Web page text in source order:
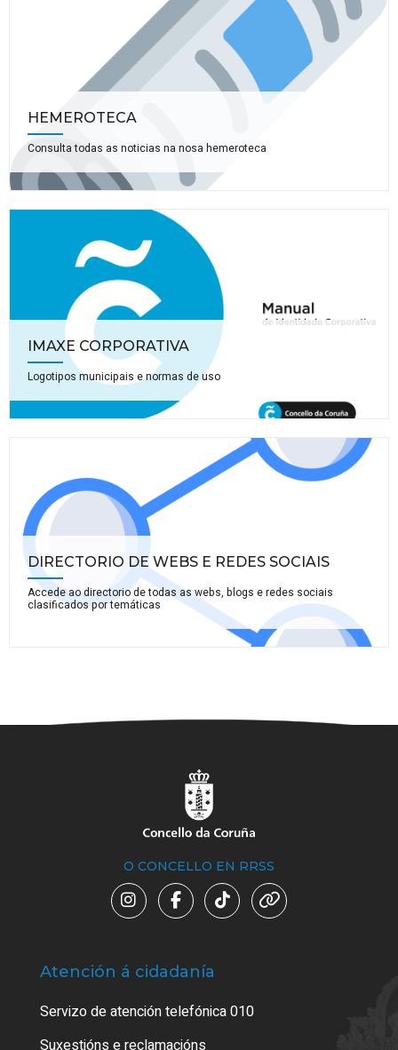
HEMEROTECA
Consulta todas as noticias na nosa hemeroteca
IMAXE CORPORATIVA
Logotipos municipais e normas de uso
DIRECTORIO DE WEBS E REDES SOCIAIS
Accede ao directorio de todas as webs, blogs e redes sociais
clasificados por temáticas
O CONCELLO EN RRSS
Atención á cidadanía
Servizo de atención telefónica 010